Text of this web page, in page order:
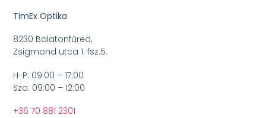
TimEx Optika
8230 Balatonfüred,
Zsigmond utca 1. fsz.5.
H-P: 09:00 – 17:00
Szo: 09:00 – 12:00
+36 70 881 2301